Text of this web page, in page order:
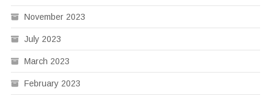
November 2023
July 2023
March 2023
February 2023